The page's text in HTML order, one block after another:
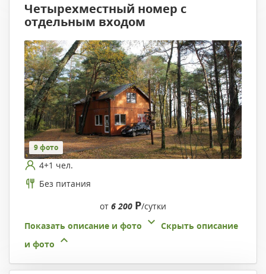
Четырехместный номер с
отдельным входом
9 фото
4+1 чел.
Без питания
от 6 200 Р/сутки
Показать описание и фото
Скрыть описание
и фото